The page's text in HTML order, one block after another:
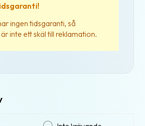
ingen tidsgaranti, så
inte ett skäl till reklamation.